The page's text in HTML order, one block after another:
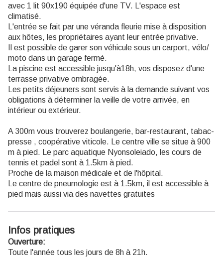
avec 1 lit 90x190 équipée d'une TV. L'espace est
climatisé.
L'entrée se fait par une véranda fleurie mise à disposition
aux hôtes, les propriétaires ayant leur entrée privative.
Il est possible de garer son véhicule sous un carport, vélo/
moto dans un garage fermé.
La piscine est accessible jusqu'à18h, vos disposez d'une
terrasse privative ombragée.
Les petits déjeuners sont servis à la demande suivant vos
obligations à déterminer la veille de votre arrivée, en
intérieur ou extérieur.
A 300m vous trouverez boulangerie, bar-restaurant, tabac-
presse , coopérative viticole. Le centre ville se situe à 900
m à pied. Le parc aquatique Nyonsoleiado, les cours de
tennis et padel sont à 1.5km à pied.
Proche de la maison médicale et de l'hôpital.
Le centre de pneumologie est à 1.5km, il est accessible à
pied mais aussi via des navettes gratuites
Infos pratiques
Ouverture:
Toute l'année tous les jours de 8h à 21h.